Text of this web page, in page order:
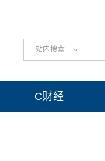
站内搜索
C财经